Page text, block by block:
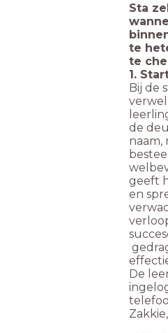
Sta
te
te
1.
Bij de
de
naam,
geeft
en
De